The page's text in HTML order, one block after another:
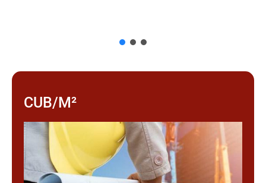
CUB/M²